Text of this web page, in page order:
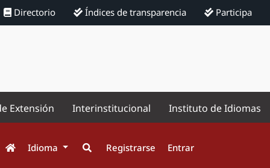
Directorio Índices de transparencia Participa
Extensión Interinstitucional Instituto de Idiomas
Idioma Registrarse Entrar